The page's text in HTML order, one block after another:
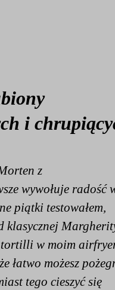
i
z
wywołuje radość
piątki testowałem,
klasycznej
tortilli w moim
łatwo możesz
tego cieszyć się